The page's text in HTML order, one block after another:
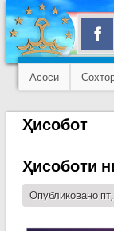
Асосӣ
Ҳисобот
Ҳисоботи
Опубликовано